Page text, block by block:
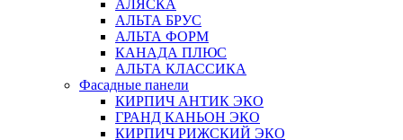
АЛЯСКА
АЛЬТА БРУС
АЛЬТА ФОРМ
КАНАДА ПЛЮС
АЛЬТА КЛАССИКА
Фасадные панели
КИРПИЧ АНТИК ЭКО
ГРАНД КАНЬОН ЭКО
КИРПИЧ РИЖСКИЙ ЭКО